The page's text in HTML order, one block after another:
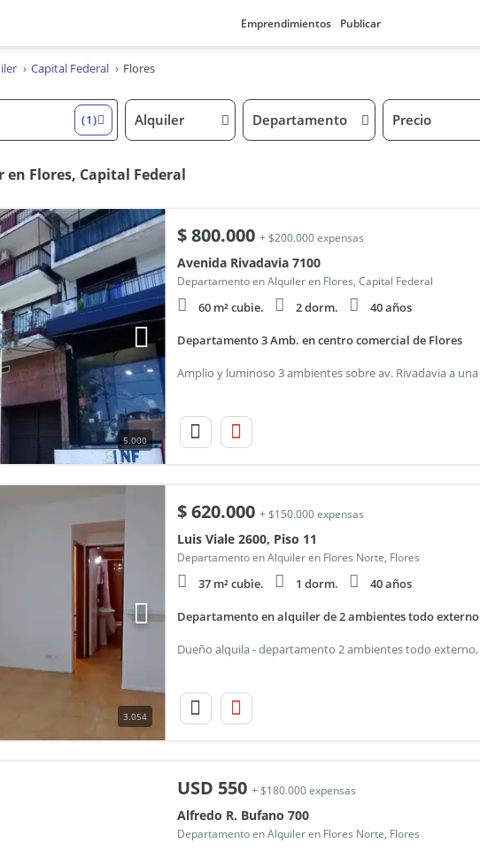
Emprendimientos Publicar
Capital Federal Flores
(1) Alquiler Departamento Precio
Flores, Capital Federal
5.000
$800.000 + $200.000 expensas
Avenida Rivadavia 7100
Departamento en Alquiler en Flores, Capital Federal
60 m² cubie. 2 dorm. 40 años
Departamento 3 Amb. en centro comercial de Flores
3.054
$620.000 + $150.000 expensas
Luis Viale 2600, Piso 11
Departamento en Alquiler en Flores Norte, Flores
37 m² cubie. 1 dorm. 40 años
Departamento en alquiler de 2 ambientes todo
USD 550 + $180.000 expensas
Alfredo R. Bufano 700
Departamento en Alquiler en Flores Norte, Flores